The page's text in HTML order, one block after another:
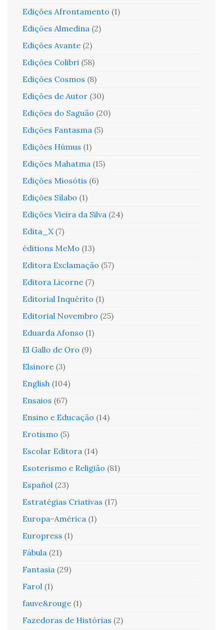
Edições Afrontamento (1)
Edições Almedina (2)
Edições Avante (2)
Edições Colibri (58)
Edições Cosmos (8)
Edições de Autor (30)
Edições do Saguão (20)
Edições Fantasma (5)
Edições Húmus (1)
Edições Mahatma (15)
Edições Miosótis (6)
Edições Sílabo (1)
Edições Vieira da Silva (24)
Edita_X (7)
éditions MeMo (13)
Editora Exclamação (57)
Editora Licorne (7)
Editorial Inquérito (1)
Editorial Novembro (25)
Eduarda Afonso (1)
El Gallo de Oro (9)
Elsinore (3)
English (104)
Ensaios (67)
Ensino e Educação (14)
Erotismo (5)
Escolar Editora (14)
Esoterismo e Religião (81)
Español (23)
Estratégias Criativas (17)
Europa-América (1)
Europress (1)
Fábula (21)
Fantasia (29)
Farol (1)
fauve&rouge (1)
Fazedoras de Histórias (2)